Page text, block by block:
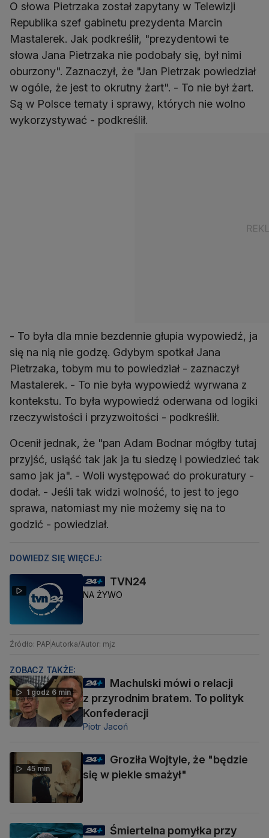
O słowa Pietrzaka został zapytany w Telewizji
Republika szef gabinetu prezydenta Marcin
Mastalerek. Jak podkreślił, "prezydentowi te
słowa Jana Pietrzaka nie podobały się, był nimi
oburzony". Zaznaczył, że "Jan Pietrzak powiedział
w ogóle, że jest to okrutny żart". - To nie był żart.
Są w Polsce tematy i sprawy, których nie wolno
wykorzystywać - podkreślił.
- To była dla mnie bezdennie głupia wypowiedź, ja
się na nią nie godzę. Gdybym spotkał Jana
Pietrzaka, tobym mu to powiedział - zaznaczył
Mastalerek. - To nie była wypowiedź wyrwana z
kontekstu. To była wypowiedź oderwana od logiki
rzeczywistości i przyzwoitości - podkreślił.
Ocenił jednak, że "pan Adam Bodnar mógłby tutaj
przyjść, usiąść tak jak ja tu siedzę i powiedzieć tak
samo jak ja". - Woli występować do prokuratury -
dodał. - Jeśli tak widzi wolność, to jest to jego
sprawa, natomiast my nie możemy się na to
godzić - powiedział.
DOWIEDZ SIĘ WIĘCEJ:
TVN24
NA ŻYWO
Źródło: PAPAutorka/Autor: mjz
ZOBACZ TAKŻE:
1 godz 6 min
Machulski mówi o relacji
z przyrodnim bratem. To polityk
Konfederacji
Piotr Jacoń
45 min
Groziła Wojtyle, że "będzie
się w piekle smażył"
Śmiertelna pomyłka przy